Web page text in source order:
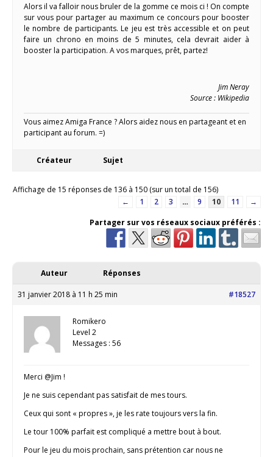
Alors il va falloir nous bruler de la gomme ce mois ci ! On compte
sur vous pour partager au maximum ce concours pour booster
le nombre de participants. Le jeu est très accessible et on peut
faire un chrono en moins de 5 minutes, cela devrait aider à
booster la participation. A vos marques, prêt, partez!
Jim Neray
Source : Wikipedia
Vous aimez Amiga France ? Alors aidez nous en partageant et en
participant au forum. =)
Créateur Sujet
Affichage de 15 réponses de 136 à 150 (sur un total de 156)
←
1 2 3 … 9 10 11
→
Partager sur vos réseaux sociaux préférés :
Auteur Réponses
31 janvier 2018 à 11 h 25 min #18527
Romikero
Level 2
Messages : 56
Merci @Jim !
Je ne suis cependant pas satisfait de mes tours.
Ceux qui sont « propres », je les rate toujours vers la fin.
Le tour 100% parfait est compliqué a mettre bout à bout.
Pour le jeu du mois prochain, sans prétention car nous ne